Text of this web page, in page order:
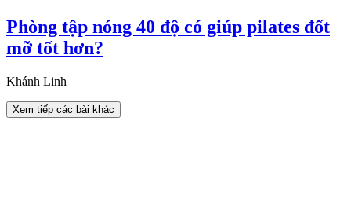
Phòng tập nóng 40 độ có giúp pilates đốt
mỡ tốt hơn?
Khánh Linh
Xem tiếp các bài khác